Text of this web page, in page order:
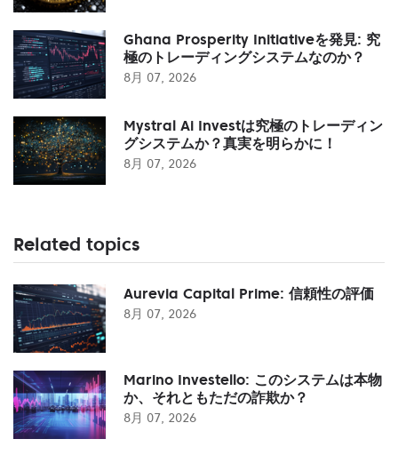
Ghana Prosperity Initiativeを発見: 究
極のトレーディングシステムなのか？
8月 07, 2026
Mystral Ai Investは究極のトレーディン
グシステムか？真実を明らかに！
8月 07, 2026
Related topics
Aurevia Capital Prime: 信頼性の評価
8月 07, 2026
Marino Investello: このシステムは本物
か、それともただの詐欺か？
8月 07, 2026